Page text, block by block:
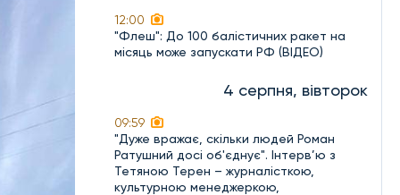
12:00
"Флеш": До 100 балістичних ракет на
місяць може запускати РФ (ВІДЕО)
4 серпня, вівторок
09:59
"Дуже вражає, скільки людей Роман
Ратушний досі об'єднує". Інтерв’ю з
Тетяною Терен – журналісткою,
культурною менеджеркою,